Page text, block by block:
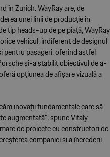
în Zurich. WayRay are, de
unei linii de producție în
tip heads-up de pe piață, WayRay
vehicul, indiferent de designul
pentru pasageri, oferind astfel
și-a stabilit obiectivul de a-
opțiunea de afișare vizuală a
inovații fundamentale care să
augmentată”, spune Vitaly
de proiecte cu constructori de
companiei și a încrederii